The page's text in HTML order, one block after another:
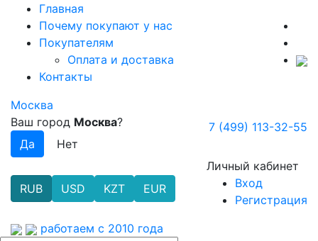
Главная
Почему покупают у нас
Покупателям
Оплата и доставка
Контакты
Москва
Ваш город Москва? 7 (499) 113-32-55
RUB USD KZT EUR
Личный кабинет
Вход
Регистрация
работаем с 2010 года